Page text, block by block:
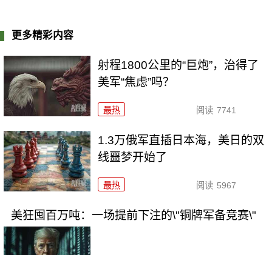
更多精彩内容
射程1800公里的“巨炮”，治得了
美军“焦虑”吗？
最热 阅读 7741
1.3万俄军直插日本海，美日的双
线噩梦开始了
最热 阅读 5967
美狂囤百万吨：一场提前下注的\"铜牌军备竞赛\"